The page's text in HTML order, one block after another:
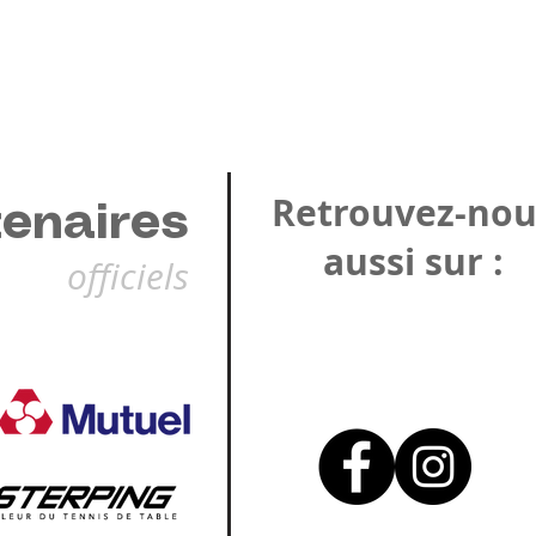
officiels
Retrouvez-
aussi sur :